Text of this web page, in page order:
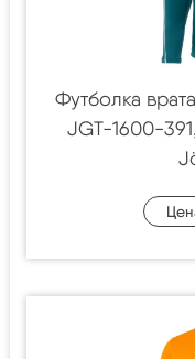
Футболка
JGT-1600-